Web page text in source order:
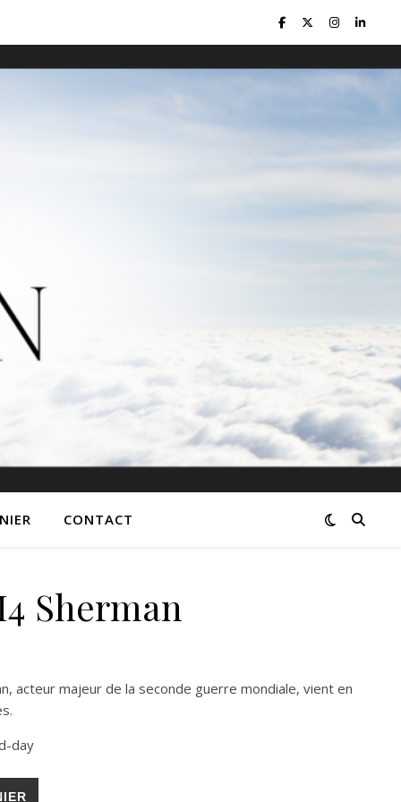
CONTACT
Sherman
acteur majeur de la seconde guerre mondiale, vient en
day